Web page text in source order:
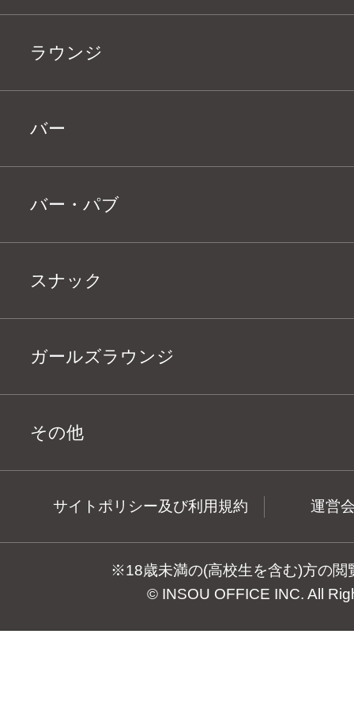
ラウンジ
バー
バー・パブ
スナック
ガールズラウンジ
その他
サイトポリシー及び利用規約 運営
※18歳未満の(高校生を含む)方の閲
© INSOU OFFICE INC. All